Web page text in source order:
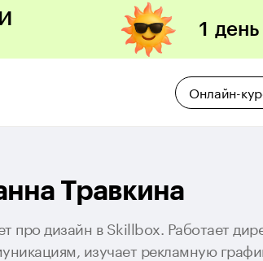
1 день
Онлайн-
Травкина
про дизайн в Skillbox. Работает
изучает рекламную